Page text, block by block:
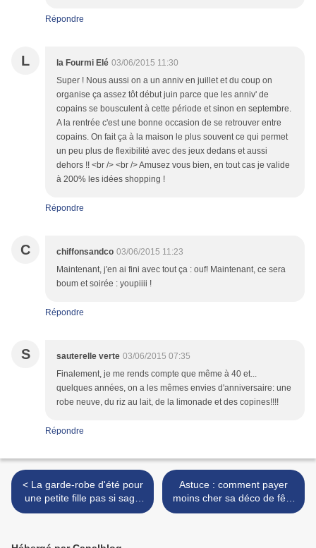
Répondre
L la Fourmi Elé 03/06/2015 11:30
Super ! Nous aussi on a un anniv en juillet et du coup on
organise ça assez tôt début juin parce que les anniv' de
copains se bousculent à cette période et sinon en septembre.
A la rentrée c'est une bonne occasion de se retrouver entre
copains. On fait ça à la maison le plus souvent ce qui permet
un peu plus de flexibilité avec des jeux dedans et aussi
dehors !! <br /> <br /> Amusez vous bien, en tout cas je valide
à 200% les idées shopping !
Répondre
C chiffonsandco 03/06/2015 11:23
Maintenant, j'en ai fini avec tout ça : ouf! Maintenant, ce sera
boum et soirée : youpiiii !
Répondre
S sauterelle verte 03/06/2015 07:35
Finalement, je me rends compte que même à 40 et...
quelques années, on a les mêmes envies d'anniversaire: une
robe neuve, du riz au lait, de la limonade et des copines!!!!
Répondre
< La garde-robe d'été pour
une petite fille pas si sage
(shopping à moins de 25
Astuce : comment payer
moins cher sa déco de fête
sur Ebay >